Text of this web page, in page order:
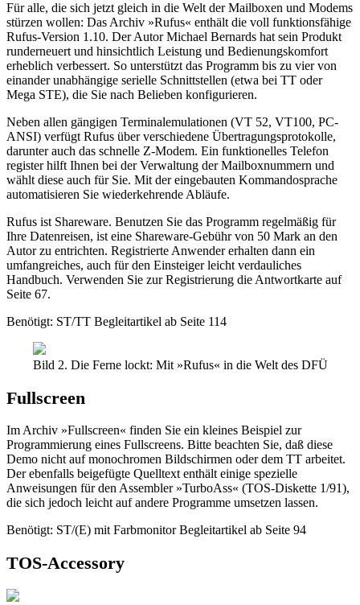
Für alle, die sich jetzt gleich in die Welt der Mailboxen und Modems
stürzen wollen: Das Archiv »Rufus« enthält die voll funktionsfähige
Rufus-Version 1.10. Der Autor Michael Bernards hat sein Produkt
runderneuert und hinsichtlich Leistung und Bedienungskomfort
erheblich verbessert. So unterstützt das Programm bis zu vier von
einander unabhängige serielle Schnittstellen (etwa bei TT oder
Mega STE), die Sie nach Belieben konfigurieren.
Neben allen gängigen Terminalemulationen (VT 52, VT100, PC-
ANSI) verfügt Rufus über verschiedene Übertragungsprotokolle,
darunter auch das schnelle Z-Modem. Ein funktionelles Telefon
register hilft Ihnen bei der Verwaltung der Mailboxnummern und
wählt diese auch für Sie. Mit der eingebauten Kommandosprache
automatisieren Sie wiederkehrende Abläufe.
Rufus ist Shareware. Benutzen Sie das Programm regelmäßig für
Ihre Datenreisen, ist eine Shareware-Gebühr von 50 Mark an den
Autor zu entrichten. Registrierte Anwender erhalten dann ein
umfangreiches, auch für den Einsteiger leicht verdauliches
Handbuch. Verwenden Sie zur Registrierung die Antwortkarte auf
Seite 67.
Benötigt: ST/TT Begleitartikel ab Seite 114
Bild 2. Die Ferne lockt: Mit »Rufus« in die Welt des DFÜ
Fullscreen
Im Archiv »Fullscreen« finden Sie ein kleines Beispiel zur
Programmierung eines Fullscreens. Bitte beachten Sie, daß diese
Demo nicht auf monochromen Bildschirmen oder dem TT arbeitet.
Der ebenfalls beigefügte Quelltext enthält einige spezielle
Anweisungen für den Assembler »TurboAss« (TOS-Diskette 1/91),
die sich jedoch leicht auf andere Programme umsetzen lassen.
Benötigt: ST/(E) mit Farbmonitor Begleitartikel ab Seite 94
TOS-Accessory